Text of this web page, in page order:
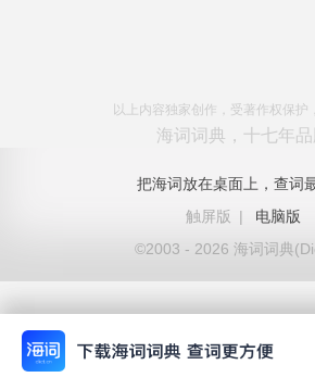
以上内容独家创作，受著作权保护
海词词典，十七年品
把海词放在桌面上，查词
触屏版
|
电脑版
©2003 - 2026 海词词典